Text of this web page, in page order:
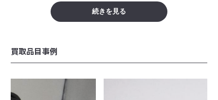
続きを見る
買取品目事例